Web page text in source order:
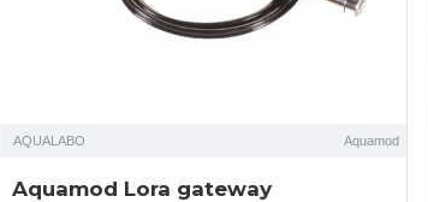
AQUALABO Aquamod
Aquamod Lora gateway